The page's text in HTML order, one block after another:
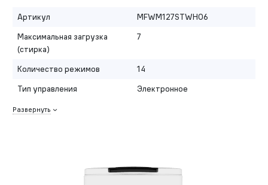
Артикул
MFWM127STWH06
Максимальная загрузка
(стирка)
7
Количество режимов
14
Тип управления
Электронное
Развернуть